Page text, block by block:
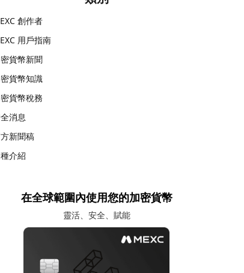
創作者
用戶指南
貨幣新聞
貨幣知識
貨幣稅務
消息
新聞稿
介紹
在全球範圍內使用您的加密貨幣
靈活、安全、賦能